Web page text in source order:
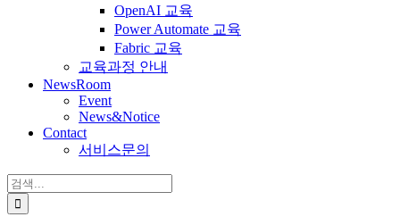
OpenAI 교육
Power Automate 교육
Fabric 교육
교육과정 안내
NewsRoom
Event
News&Notice
Contact
서비스문의
검
색: